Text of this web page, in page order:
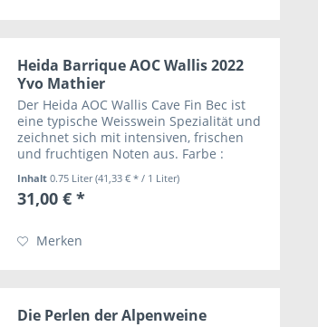
Heida Barrique AOC Wallis 2022
Yvo Mathier
Der Heida AOC Wallis Cave Fin Bec ist
eine typische Weisswein Spezialität und
zeichnet sich mit intensiven, frischen
und fruchtigen Noten aus. Farbe :
sehr markanter rebsortentypischer
Heida-Wein mit...
Inhalt0.75 Liter(41,33 € * / 1 Liter)
31,00 € *
Merken
Die Perlen der Alpenweine